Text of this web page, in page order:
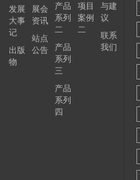
发展
大事
记
出版
物
展会
资讯
站点
公告
产品
系列
二
产品
系列
三
产品
系列
四
项目
案例
二
与建
议
联系
我们